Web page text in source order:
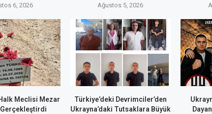
6, 2026 Ağustos 5, 2026
Meclisi Mezar
Türkiye’deki Devrimciler’den
Ukrayna’daki Tutsaklara Büyük